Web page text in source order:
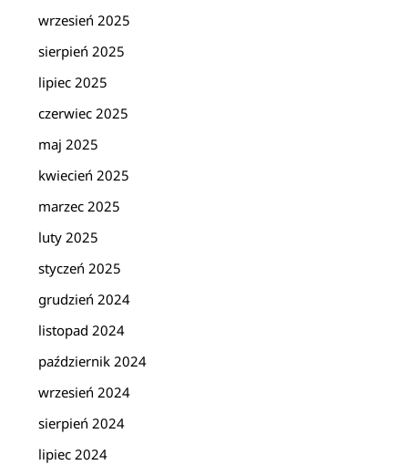
wrzesień 2025
sierpień 2025
lipiec 2025
czerwiec 2025
maj 2025
kwiecień 2025
marzec 2025
luty 2025
styczeń 2025
grudzień 2024
listopad 2024
październik 2024
wrzesień 2024
sierpień 2024
lipiec 2024